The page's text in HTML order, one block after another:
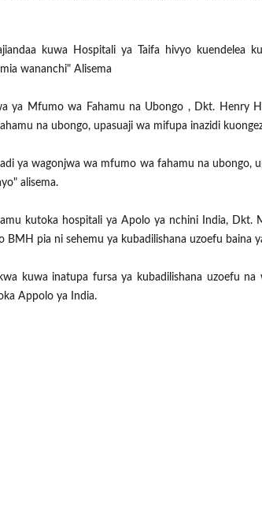
kuwa Hospitali ya Taifa hivyo kuendelea
wananchi" Alisema
ya Mfumo wa Fahamu na Ubongo , Dkt. Henry
na ubongo, upasuaji wa mifupa inazidi
ya wagonjwa wa mfumo wa fahamu na ubongo,
alisema.
kutoka hospitali ya Apolo ya nchini India, Dkt.
BMH pia ni sehemu ya kubadilishana uzoefu baina
kuwa inatupa fursa ya kubadilishana uzoefu na
Appolo ya India.